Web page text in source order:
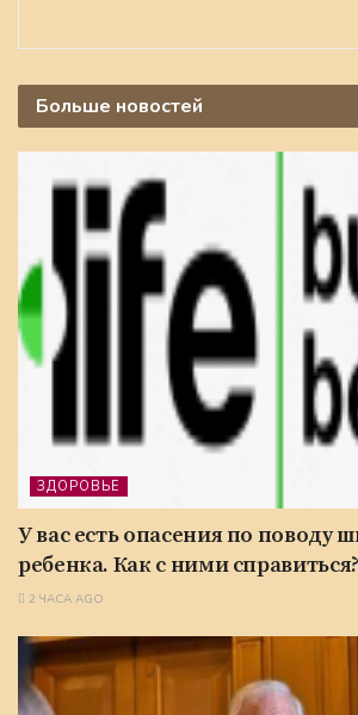
Больше новостей
ЗДОРОВЬЕ
У вас есть опасения по поводу
ребенка. Как с ними справиться?
2 ЧАСА AGO